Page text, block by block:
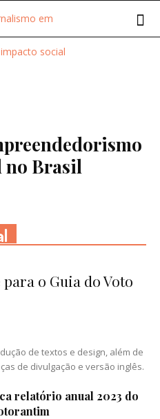
no Brasil
o Guia do Voto
de textos e design, além de
de divulgação e versão inglês.
relatório anual 2023 do